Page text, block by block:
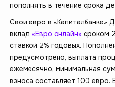
пополнять в течение срока
Свои евро в «Капиталбанке»
вклад «Евро онлайн» сроком
ставкой 2% годовых.
предусмотрено, выплата
ежемесячно, минимальная
взноса составляет 100 евро.